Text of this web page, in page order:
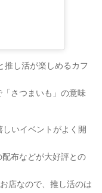
推し活が楽しめるカフ
さつまいも」の意味
いイベントがよく開
布などが大好評との
店なので、推し活のは